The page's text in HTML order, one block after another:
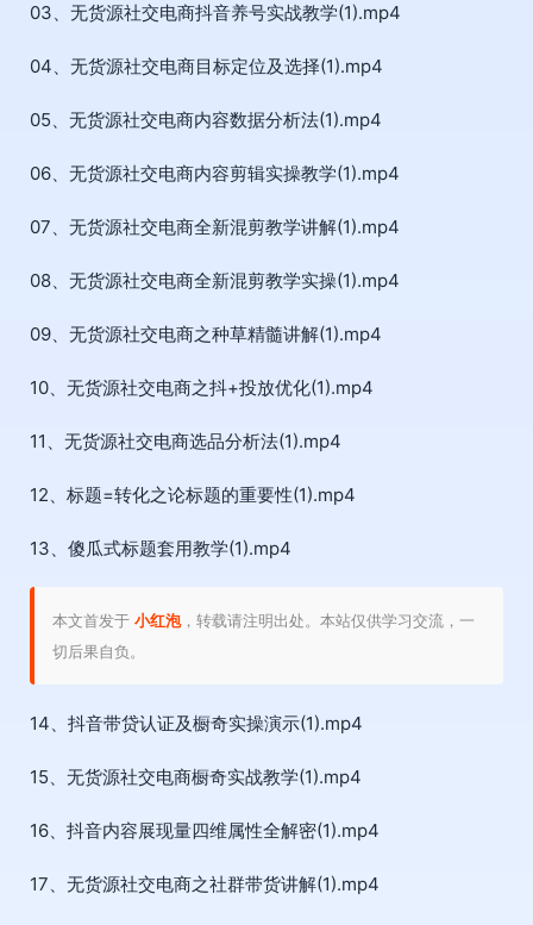
03、无货源社交电商抖音养号实战教学(1).mp4
04、无货源社交电商目标定位及选择(1).mp4
05、无货源社交电商内容数据分析法(1).mp4
06、无货源社交电商内容剪辑实操教学(1).mp4
07、无货源社交电商全新混剪教学讲解(1).mp4
08、无货源社交电商全新混剪教学实操(1).mp4
09、无货源社交电商之种草精髓讲解(1).mp4
10、无货源社交电商之抖+投放优化(1).mp4
11、无货源社交电商选品分析法(1).mp4
12、标题=转化之论标题的重要性(1).mp4
13、傻瓜式标题套用教学(1).mp4
本文首发于 小红泡，转载请注明出处。本站仅供学习交流，一
切后果自负。
14、抖音带贷认证及橱奇实操演示(1).mp4
15、无货源社交电商橱奇实战教学(1).mp4
16、抖音内容展现量四维属性全解密(1).mp4
17、无货源社交电商之社群带货讲解(1).mp4